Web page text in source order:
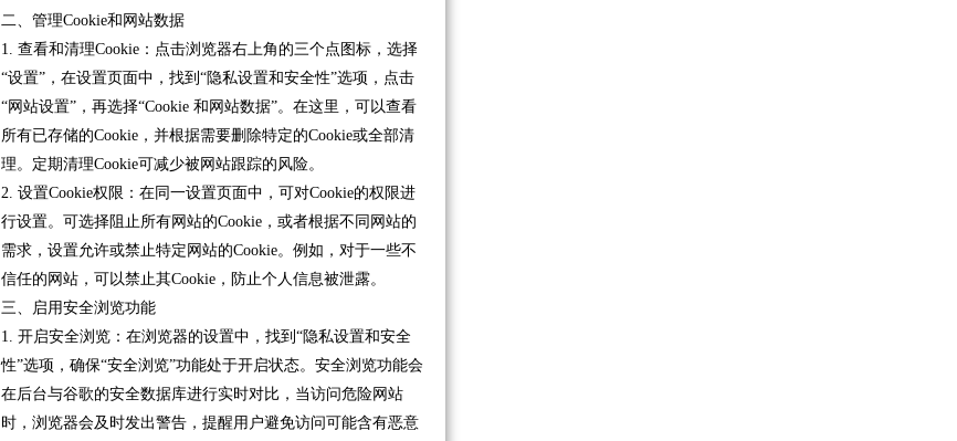
二、管理Cookie和网站数据
1. 查看和清理Cookie：点击浏览器右上角的三个点图标，选择
“设置”，在设置页面中，找到“隐私设置和安全性”选项，点击
“网站设置”，再选择“Cookie 和网站数据”。在这里，可以查看
所有已存储的Cookie，并根据需要删除特定的Cookie或全部清
理。定期清理Cookie可减少被网站跟踪的风险。
2. 设置Cookie权限：在同一设置页面中，可对Cookie的权限进
行设置。可选择阻止所有网站的Cookie，或者根据不同网站的
需求，设置允许或禁止特定网站的Cookie。例如，对于一些不
信任的网站，可以禁止其Cookie，防止个人信息被泄露。
三、启用安全浏览功能
1. 开启安全浏览：在浏览器的设置中，找到“隐私设置和安全
性”选项，确保“安全浏览”功能处于开启状态。安全浏览功能会
在后台与谷歌的安全数据库进行实时对比，当访问危险网站
时，浏览器会及时发出警告，提醒用户避免访问可能含有恶意